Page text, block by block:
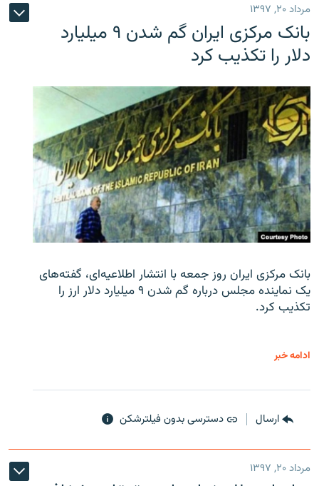
مرداد ۲۰, ۱۳۹۷
بانک مرکزی ایران گم شدن ۹ میلیارد
دلار را تکذیب کرد
بانک مرکزی ایران روز جمعه با انتشار اطلاعیه‌ای، گفته‌های
یک نماینده مجلس درباره گم شدن ۹ میلیارد دلار ارز را
تکذیب کرد.
ادامه خبر
ارسال دسترسی بدون فیلترشکن
مرداد ۲۰, ۱۳۹۷